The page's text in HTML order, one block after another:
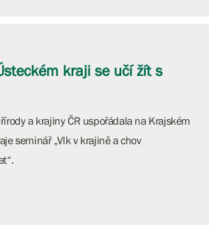
kraji se učí žít s
a krajiny ČR uspořádala na Krajském
seminář „Vlk v krajině a chov